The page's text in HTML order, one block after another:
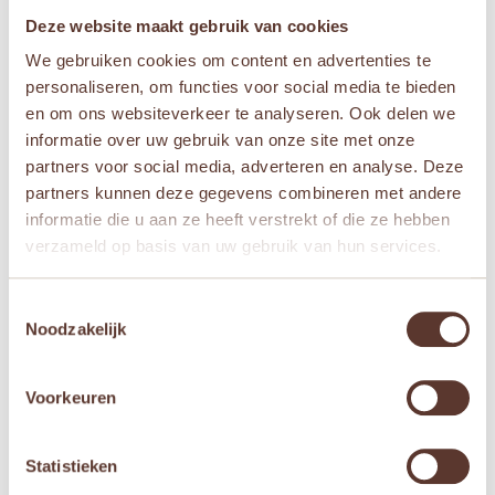
Deze website maakt gebruik van cookies
We gebruiken cookies om content en advertenties te
personaliseren, om functies voor social media te bieden
en om ons websiteverkeer te analyseren. Ook delen we
informatie over uw gebruik van onze site met onze
partners voor social media, adverteren en analyse. Deze
partners kunnen deze gegevens combineren met andere
informatie die u aan ze heeft verstrekt of die ze hebben
verzameld op basis van uw gebruik van hun services.
Noodzakelijk
Voorkeuren
Statistieken
Aanvullende informatie
Leeftijden
Vanaf 3 jaar,Vanaf 4 jaar,Vanaf 5 jaar,Vana
f 6 jaar,Vanaf 7 jaar
Merken
Connetix
Gerelateerde producten